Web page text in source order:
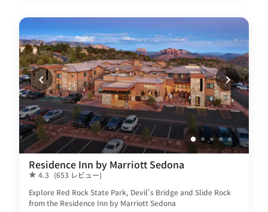
Residence Inn by Marriott Sedona
4.3 (653 レビュー)
Explore Red Rock State Park, Devil's Bridge and Slide Rock
from the Residence Inn by Marriott Sedona